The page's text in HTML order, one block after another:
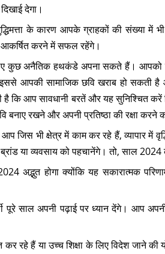
देगा।
के कारण आपके ग्राहकों की संख्या में भी
आकर्षित करने में सफल रहेंगे।
कुछ अनैतिक हथकंडे अपना सकते हैं। आपको
आपकी सामाजिक छवि खराब हो सकती
है कि आप सावधानी बरतें और यह सुनिश्चित
रखने और अपनी प्रतिष्ठा की रक्षा करने
जिस भी क्षेत्र में काम कर रहे हैं, व्यापार
या व्यवसाय को पहचानेंगे। तो, साल
अद्भुत होगा क्योंकि यह सकारात्मक
पूरे साल अपनी पढ़ाई पर ध्यान देंगे। आप
कर रहे हैं या उच्च शिक्षा के लिए विदेश